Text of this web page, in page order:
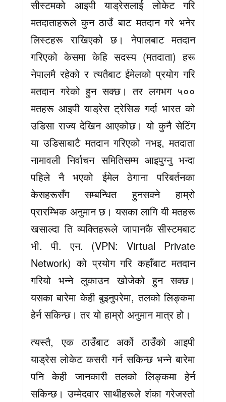
सीस्टमको आइपी याड्रेसलाई लोकेट गरि
मतदाताहरूले कुन ठाउँ बाट मतदान गरे भनेर
लिस्टहरू राखिएको छ। नेपालबाट मतदान
गरिएको केसमा केहि सदस्य (मतदाता) हरू
नेपालमै रहेको र त्यतैबाट ईमेलको प्रयोग गरि
मतदान गरेको हुन सक्छ। तर लगभग ५००
मतहरू आइपी याड्रेस ट्रेसिङ गर्दा भारत को
उडिसा राज्य देखिन आएकोछ। यो कुनै सेटिंग
या उडिसाबाटै मतदान गरिएको नभइ, मतदाता
नामावली निर्वाचन समितिसम्म आइपुग्नु भन्दा
पहिले नै भएको ईमेल ठेगाना परिबर्तनका
केसहरूसँग सम्बन्धित हुनसक्ने हाम्रो
प्रारम्भिक अनुमान छ। यसका लागि यी मतहरू
खसाल्दा ति व्यक्तिहरूले जापानकै सीस्टमबाट
भी. पी. एन. (VPN: Virtual Private
Network) को प्रयोग गरि कहाँबाट मतदान
गरियो भन्ने लुकाउन खोजेको हुन सक्छ।
यसका बारेमा केही बुझ्नुपरेमा, तलको लिङ्कमा
हेर्न सकिन्छ। तर यो हाम्रो अनुमान मात्र हो।
त्यस्तै, एक ठाउँबाट अर्को ठाउँको आइपी
याड्रेस लोकेट कसरी गर्न सकिन्छ भन्ने बारेमा
पनि केही जानकारी तलको लिङ्कमा हेर्न
सकिन्छ। उम्मेदवार साथीहरूले शंका गरेजस्तो